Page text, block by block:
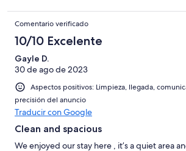
Comentario verificado
10/10 Excelente
Gayle D.
30 de ago de 2023
Aspectos positivos: Limpieza, llegada,
precisión del anuncio
Traducir con Google
Clean and spacious
We enjoyed our stay here , it’s a quiet area